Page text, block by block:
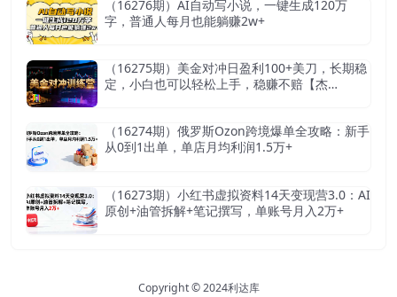
（16276期）AI自动写小说，一键生成120万
字，普通人每月也能躺赚2w+
（16275期）美金对冲日盈利100+美刀，长期稳
定，小白也可以轻松上手，稳赚不赔【杰…
（16274期）俄罗斯Ozon跨境爆单全攻略：新手
从0到1出单，单店月均利润1.5万+
（16273期）小红书虚拟资料14天变现营3.0：AI
原创+油管拆解+笔记撰写，单账号月入2万+
Copyright © 2024利达库